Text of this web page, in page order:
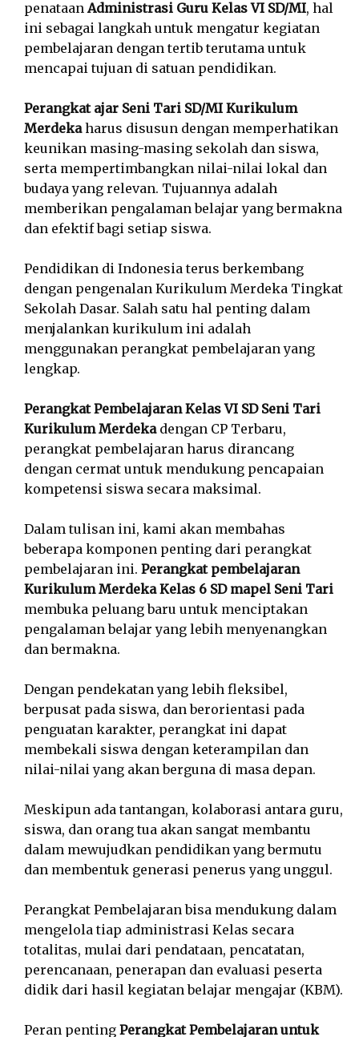
penataanAdministrasi Guru Kelas VI SD/MI, hal
ini sebagai langkah untuk mengatur kegiatan
pembelajaran dengan tertib terutama untuk
mencapai tujuan di satuan pendidikan.
Perangkat ajar Seni Tari SD/MI Kurikulum
Merdekaharus disusun dengan memperhatikan
keunikan masing-masing sekolah dan siswa,
serta mempertimbangkan nilai-nilai lokal dan
budaya yang relevan. Tujuannya adalah
memberikan pengalaman belajar yang bermakna
dan efektif bagi setiap siswa.
Pendidikan di Indonesia terus berkembang
dengan pengenalan Kurikulum Merdeka Tingkat
Sekolah Dasar. Salah satu hal penting dalam
menjalankan kurikulum ini adalah
menggunakan perangkat pembelajaran yang
lengkap.
Perangkat Pembelajaran Kelas VI SD Seni Tari
Kurikulum Merdekadengan CP Terbaru,
perangkat pembelajaran harus dirancang
dengan cermat untuk mendukung pencapaian
kompetensi siswa secara maksimal.
Dalam tulisan ini, kami akan membahas
beberapa komponen penting dari perangkat
pembelajaran ini. Perangkat pembelajaran
Kurikulum Merdeka Kelas 6 SD mapel Seni Tari
membuka peluang baru untuk menciptakan
pengalaman belajar yang lebih menyenangkan
dan bermakna.
Dengan pendekatan yang lebih fleksibel,
berpusat pada siswa, dan berorientasi pada
penguatan karakter, perangkat ini dapat
membekali siswa dengan keterampilan dan
nilai-nilai yang akan berguna di masa depan.
Meskipun ada tantangan, kolaborasi antara guru,
siswa, dan orang tua akan sangat membantu
dalam mewujudkan pendidikan yang bermutu
dan membentuk generasi penerus yang unggul.
Perangkat Pembelajaran bisa mendukung dalam
mengelola tiap administrasi Kelas secara
totalitas, mulai dari pendataan, pencatatan,
perencanaan, penerapan dan evaluasi peserta
didik dari hasil kegiatan belajar mengajar (KBM).
Peran penting Perangkat Pembelajaran untuk